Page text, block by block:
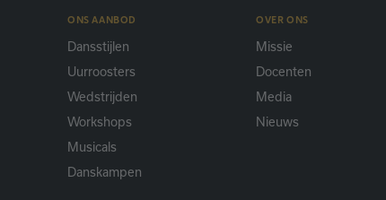
ONS AANBOD
Dansstijlen
Uurroosters
Wedstrijden
Workshops
Musicals
Danskampen
OVER ONS
Missie
Docenten
Media
Nieuws